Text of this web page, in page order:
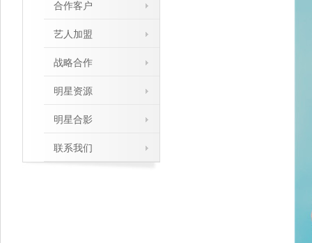
合作客户
艺人加盟
战略合作
明星资源
明星合影
联系我们